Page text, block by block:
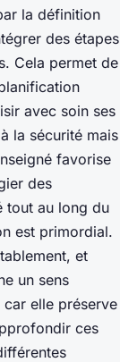
la définition
des étapes
Cela permet de
avec soin ses
la sécurité mais
favorise
des
tout au long du
est primordial.
et
un sens
elle préserve
ces